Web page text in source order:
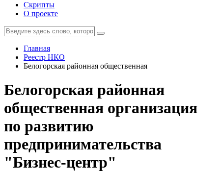
Скрипты
О проекте
Главная
Реестр НКО
Белогорская районная общественная
Белогорская районная
общественная организация
по развитию
предпринимательства
"Бизнес-центр"